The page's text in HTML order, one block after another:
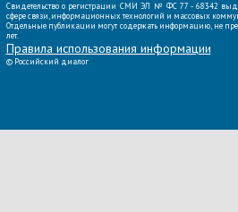
Свидетельство о регистрации СМИ ЭЛ № ФС 77 - 68342
сфере связи, информационных технологий и массовых
Отдельные публикации могут содержать информацию, не
лет.
Правила использования информации
© Российский диалог